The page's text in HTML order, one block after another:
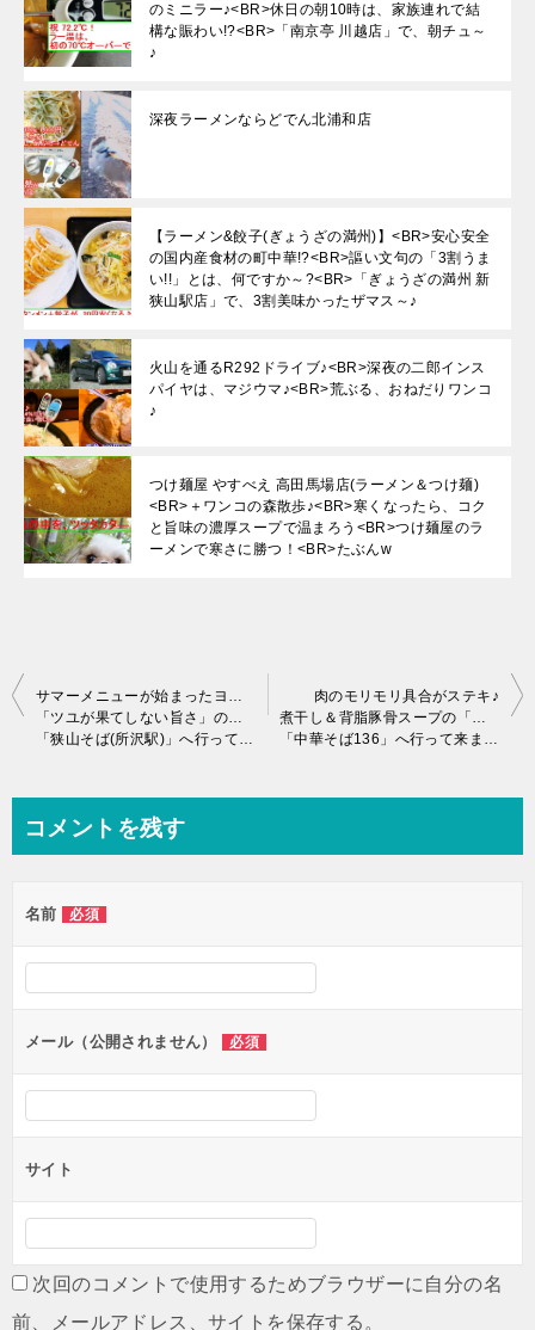
のミニラー♪<BR>休日の朝10時は、家族連れで結
構な賑わい!?<BR>「南京亭 川越店」で、朝チュ～
♪
深夜ラーメンならどでん北浦和店
【ラーメン&餃子(ぎょうざの満州)】<BR>安心安全
の国内産食材の町中華!?<BR>謳い文句の「3割うま
い!!」とは、何ですか～?<BR>「ぎょうざの満州 新
狭山駅店」で、3割美味かったザマス～♪
火山を通るR292ドライブ♪<BR>深夜の二郎インス
パイヤは、マジウマ♪<BR>荒ぶる、おねだりワンコ
♪
つけ麺屋 やすべえ 高田馬場店(ラーメン＆つけ麺)
<BR>＋ワンコの森散歩♪<BR>寒くなったら、コク
と旨味の濃厚スープで温まろう<BR>つけ麺屋のラ
ーメンで寒さに勝つ！<BR>たぶんw
投
シ
ョ
ン
サマーメニューが始まったヨッ。
「ツユが果てしない旨さ」の立食いそば屋
「狭山そば(所沢駅)」へ行って来ました～♪
肉のモリモリ具合がステキ♪
煮干し＆背脂豚骨スープの「肉中華そば」旨し！
「中華そば136」へ行って来ました。
コメントを残す
名前 必須
メール（公開されません） 必須
サイト
次回のコメントで使用するためブラウザーに自分の名
前、メールアドレス、サイトを保存する。